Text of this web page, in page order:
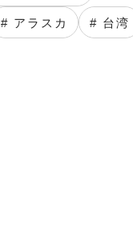
# アラスカ # 台湾